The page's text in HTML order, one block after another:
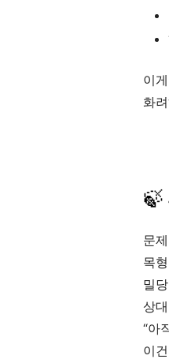
이
화
🍃
문
목
밀
상
“아
이